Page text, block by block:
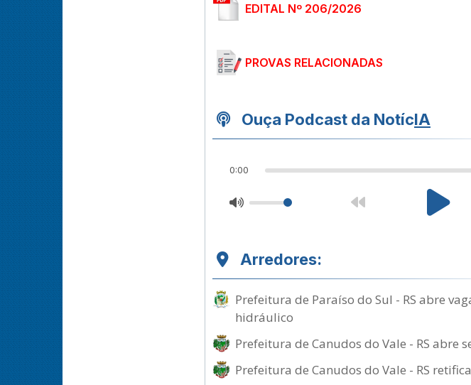
EDITAL Nº 206/2026
PROVAS RELACIONADAS
Ouça Podcast da NotícIA
0:00
Arredores:
Prefeitura de Paraíso do Sul - RS abre
hidráulico
Prefeitura de Canudos do Vale - RS abre
Prefeitura de Canudos do Vale - RS